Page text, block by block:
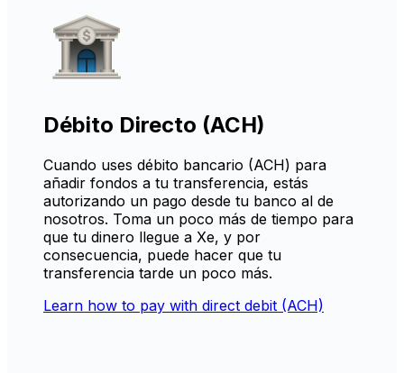
Débito Directo (ACH)
Cuando uses débito bancario (ACH) para
añadir fondos a tu transferencia, estás
autorizando un pago desde tu banco al de
nosotros. Toma un poco más de tiempo para
que tu dinero llegue a Xe, y por
consecuencia, puede hacer que tu
transferencia tarde un poco más.
Learn how to pay with direct debit (ACH)